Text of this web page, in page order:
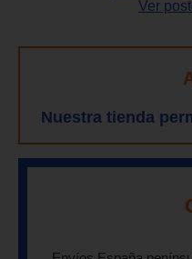
Ver
Nuestra tienda